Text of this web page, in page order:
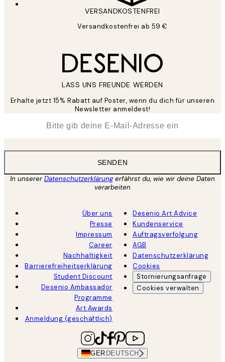
VERSANDKOSTENFREI
Versandkostenfrei ab 59 €
LASS UNS FREUNDE WERDEN
Erhalte jetzt 15% Rabatt auf Poster, wenn du dich für unseren
Newsletter anmeldest!
SENDEN
In unsererDatenschutzerklärungerfährst du, wie wir deine Daten
verarbeiten
Über uns
Presse
Impressum
Career
Nachhaltigkeit
Barrierefreiheitserklärung
Student Discount
Desenio Ambassador
Programme
Art Awards
Anmeldung (geschäftlich)
Desenio Art Advice
Kundenservice
Auftragsverfolgung
AGB
Datenschutzerklärung
Cookies
Stornierungsanfrage
Cookies verwalten
GER DEUTSCH